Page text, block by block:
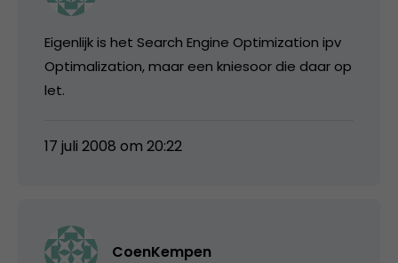
Eigenlijk is het Search Engine Optimization ipv
Optimalization, maar een kniesoor die daar op
let.
17 juli 2008 om 20:22
CoenKempen